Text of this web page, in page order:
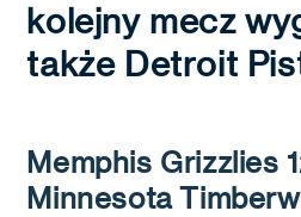
kolejny mecz
także Detroit
Memphis Grizzlies
Minnesota